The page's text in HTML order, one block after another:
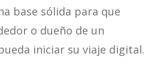
base sólida para que
o dueño de un
iniciar su viaje digital.